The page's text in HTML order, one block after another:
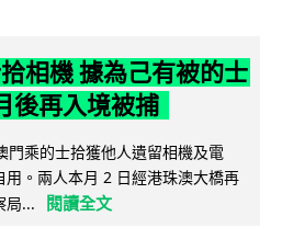
相機 據為己有被的士
後再入境被捕
門乘的士拾獲他人遺留相機及電
。兩人本月 2 日經港珠澳大橋再
局...
閱讀全文